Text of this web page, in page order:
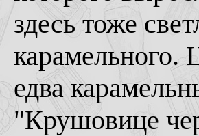
здесь тоже
карамельного.
едва
"Крушовице